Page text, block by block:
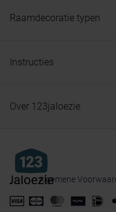
Raamdecoratie typen
Instructies
Over 123jaloezie
Algemene